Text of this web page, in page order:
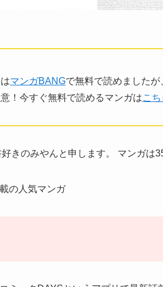
マンガBANGで無料で読めましたが
！今すぐ無料で読めるマンガはこち
きのみやんと申します。 マンガは
の人気マンガ